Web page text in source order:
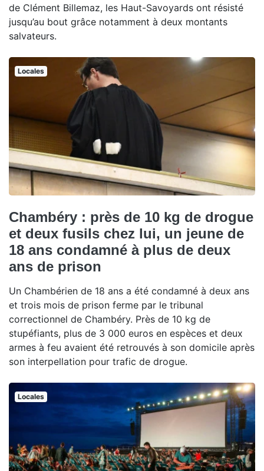
de Clément Billemaz, les Haut-Savoyards ont résisté
jusqu’au bout grâce notamment à deux montants
salvateurs.
Locales
Chambéry : près de 10 kg de drogue
et deux fusils chez lui, un jeune de
18 ans condamné à plus de deux
ans de prison
Un Chambérien de 18 ans a été condamné à deux ans
et trois mois de prison ferme par le tribunal
correctionnel de Chambéry. Près de 10 kg de
stupéfiants, plus de 3 000 euros en espèces et deux
armes à feu avaient été retrouvés à son domicile après
son interpellation pour trafic de drogue.
Locales